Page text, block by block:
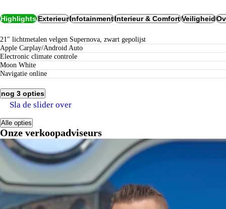
HighlightsExterieurInfotainmentInterieur & ComfortVeiligheid
21" lichtmetalen velgen Supernova, zwart gepolijst
Apple Carplay/Android Auto
electronic climate controle
Moon White
navigatie online
nog 3 opties
Alle opties
Onze verkoopadviseurs
Sla de slider over